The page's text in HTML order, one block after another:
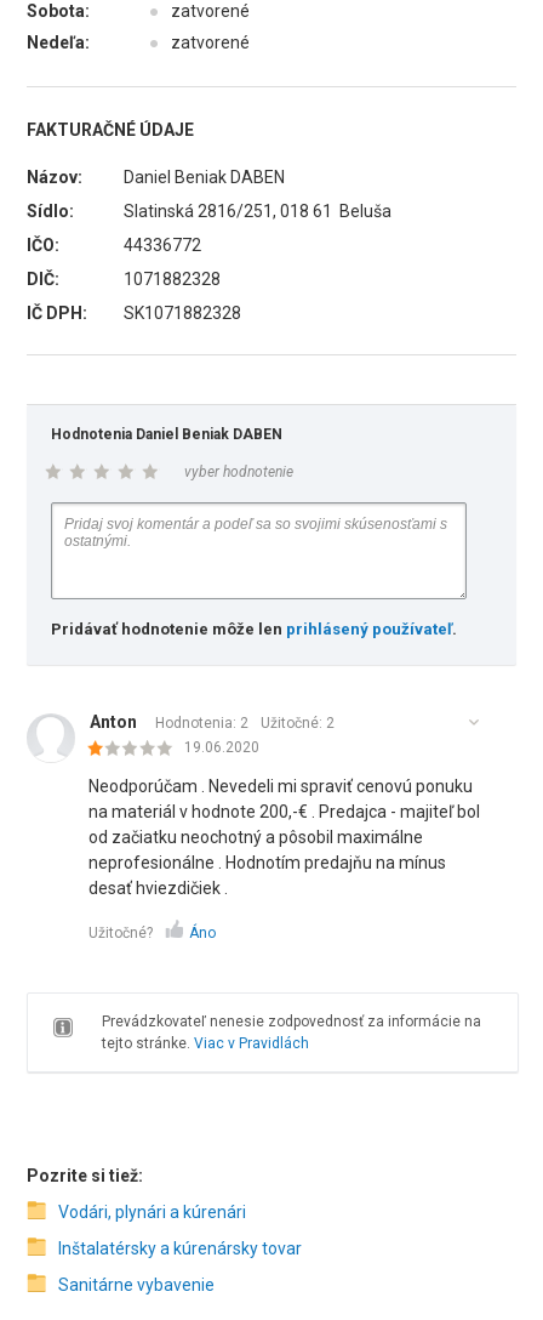
Sobota:
●
zatvorené
Nedeľa:
● zatvorené
FAKTURAČNÉ ÚDAJE
Názov:
Daniel Beniak DABEN
Sídlo:
Slatinská 2816/251, 018 61 Beluša
IČO:
44336772
DIČ:
1071882328
IČ DPH:
SK1071882328
Hodnotenia Daniel Beniak DABEN
vyber hodnotenie
Pridávať hodnotenie môže len prihlásený používateľ.
Anton Hodnotenia: 2 Užitočné: 2
19.06.2020
Neodporúčam . Nevedeli mi spraviť cenovú ponuku
na materiál v hodnote 200,-€ . Predajca - majiteľ bol
od začiatku neochotný a pôsobil maximálne
neprofesionálne . Hodnotím predajňu na mínus
desať hviezdičiek .
Užitočné? Áno
Prevádzkovateľ nenesie zodpovednosť za informácie na
tejto stránke. Viac v Pravidlách
Pozrite si tiež:
Vodári, plynári a kúrenári
Inštalatérsky a kúrenársky tovar
Sanitárne vybavenie